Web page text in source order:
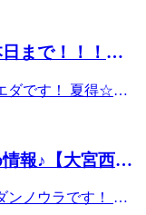
区桜木町2-
21:00
☆お
ズにご案内できま
☆リラクゼーショ
チ】と【股関節スト
！！ Re.Ra.Ku大
所≫ 〒330-
番号≫ 048-871-
パチ音でリラック
単品利用不可） ☆-
り入れたリラク系
宮駅から徒歩1分
ま市大宮区桜
地下1階≪
～21:00
をほぐします。筋
技だけでなく、ス
とで、深部の筋肉
分 ¥7,700 (税込)90
込)
ます♪爽快ヘッド
方・ひんやり泡で
(税込) ※メイン
取りやすくなって
えていきましょう～
ております♪ ♪ 8月
おすすめコース～
を使用して足全体
す。 30分 ¥4,510
ふくらはぎ60分
膝周り （※10分
まで！！！
ダです！ 夏得☆サ
ャンペーンとなっ
スの心強い味方♪こ
～本日のオススメ
押す・揉む］とい
報♪【大宮西口
ンノウラです！ 蒸